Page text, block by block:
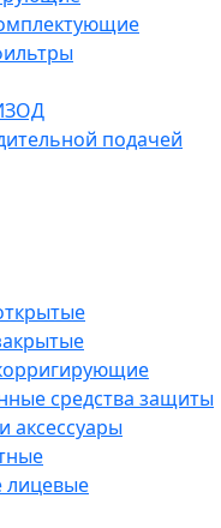
подачей
средства защиты
аксессуары